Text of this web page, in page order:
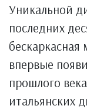
Уникальной
последних
впервые
прошлого
итальянских